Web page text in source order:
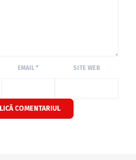
EMAIL* SITE WEB